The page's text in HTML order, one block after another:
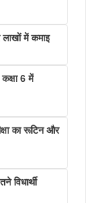
में कमाइ
6 में
का रूटिन और
विधार्थी